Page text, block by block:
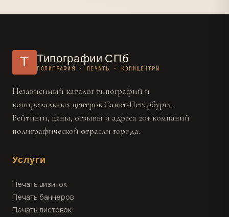
Т Типографии СПб
ПОЛИГРАФИЯ · ПЕЧАТЬ · КОПИЦЕНТРЫ
Независимый каталог типографий и
копировальных центров Санкт-Петербурга.
Рейтинги, цены, отзывы и адреса 20+ компаний
полиграфической отрасли города.
Услуги
Печать визиток
Печать баннеров
Печать листовок